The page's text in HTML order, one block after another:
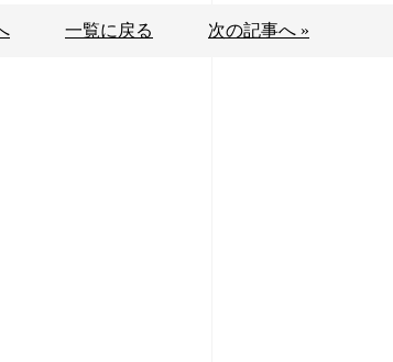
一覧に戻る 次の記事へ »